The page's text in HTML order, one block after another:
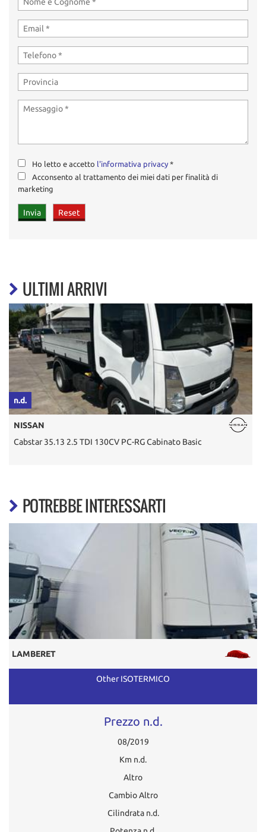
Ho letto e accetto l'informativa privacy *
Acconsento al trattamento dei miei dati per finalità di
marketing
ULTIMI ARRIVI
n.d.
NISSAN
Cabstar 35.13 2.5 TDI 130CV PC-RG Cabinato Basic
POTREBBE INTERESSARTI
LAMBERET
Other ISOTERMICO
Prezzo n.d.
08/2019
Km n.d.
Altro
Cambio Altro
Cilindrata n.d.